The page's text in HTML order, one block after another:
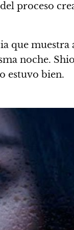
proceso
noche.
estuvo bien.